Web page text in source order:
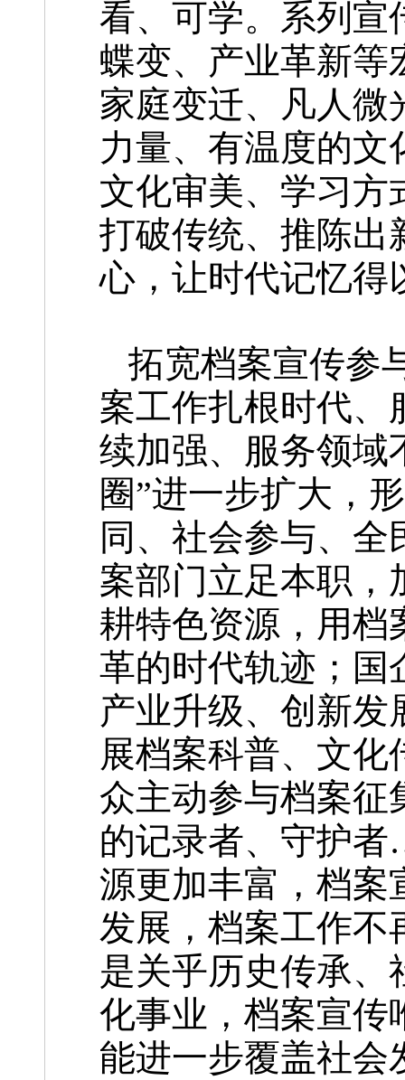
看、可学。系列宣
蝶变、产业革新等
家庭变迁、凡人微
力量、有温度的文
文化审美、学习方
打破传统、推陈出
心，让时代记忆得
拓宽档案宣传参
案工作扎根时代、
续加强、服务领域
圈”进一步扩大，
同、社会参与、
案部门立足本职，
耕特色资源，用档
革的时代轨迹；国
产业升级、创新发
展档案科普、文
众主动参与档案征
的记录者、守护
源更加丰富，档案
发展，档案工作不
是关乎历史传承、
化事业，档案宣传
能进一步覆盖社会